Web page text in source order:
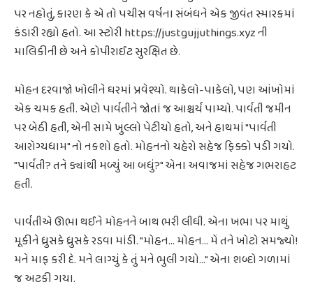
પર નહોતું, કારણ કે એ તો પચીસ વર્ષના સંબંધને એક જીવંત સ્મારકમાં
કંડારી રહ્યો હતો. આ સ્ટોરી https://justgujjuthings.xyz ની
માલિકીની છે અને કોપીરાઈટ સુરક્ષિત છે.
મોહન દરવાજો ખોલીને ઘરમાં પ્રવેશ્યો. થાકેલો-પાકેલો, પણ આંખોમાં
એક ચમક હતી. એણે પાર્વતીને જોતાં જ આશ્ચર્ય પામ્યો. પાર્વતી જમીન
પર બેઠી હતી, એની સામે ખુલ્લો પેટીયો હતો, અને હાથમાં "પાર્વતી
આરોગ્યધામ" નો નકશો હતો. મોહનનો ચહેરો સહેજ ફિક્કો પડી ગયો.
"પાર્વતી? તને ક્યાંથી મળ્યું આ બધું?" એના અવાજમાં સહેજ ગભરાહટ
હતી.
પાર્વતીએ ઊભા થઈને મોહનને બાથ ભરી લીધી. એના ખભા પર માથું
મૂકીને ધ્રુસકે ધ્રુસકે રડવા માંડી. "મોહન... મોહન... મેં તને ખોટો સમજ્યો!
મને માફ કરી દે. મને લાગ્યું કે તું મને ભુલી ગયો..." એના શબ્દો ગળામાં
જ અટકી ગયા.